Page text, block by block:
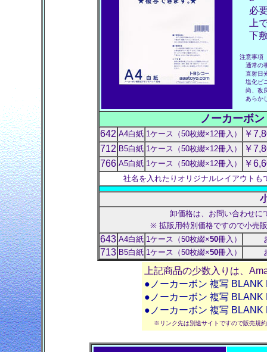
必要
上で
下敷
注意事項
通常の
直射日
塩化ビ
尚、改
あらか
ノーカーボ
642 A4白紙 1ケース（50枚綴×12冊入）
￥
712 B5白紙 1ケース（50枚綴×12冊入）
￥
766 A5白紙 1ケース（50枚綴×12冊入） ￥
社名を入れたりオリジナルレイアウトも
卸価格は、お問い合わせに
※ 拡販用特別価格ですので小売
643 A4白紙 1ケース（50枚綴×50冊入）
713 B5白紙 1ケース（50枚綴×50冊入）
上記商品の少数入りは、
●ノーカーボン 複写
●ノーカーボン 複写
●ノーカーボン 複写
※リンク先は別途サイトですので販売規